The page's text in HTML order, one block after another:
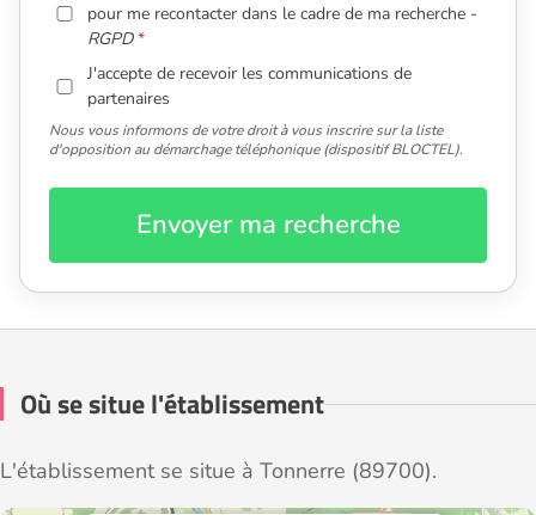
pour me recontacter dans le cadre de ma recherche -
RGPD
J'accepte de recevoir les communications de
partenaires
Nous vous informons de votre droit à vous inscrire sur la liste
d'opposition au démarchage téléphonique (dispositif BLOCTEL).
Envoyer ma recherche
Où se situe l'établissement
L'établissement se situe à Tonnerre (89700).